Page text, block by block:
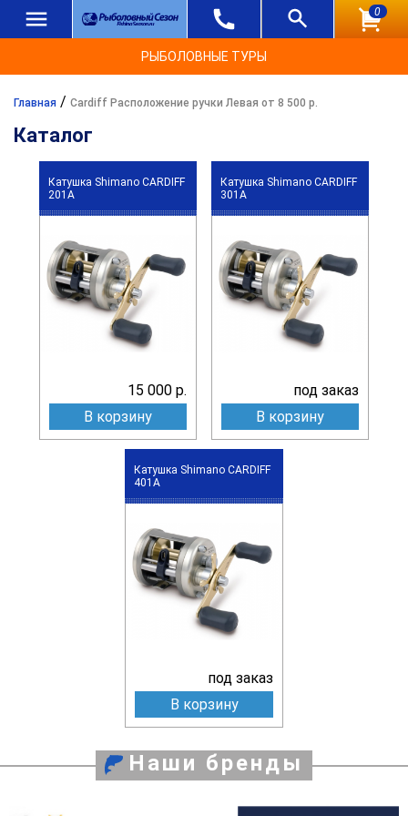
0
РЫБОЛОВНЫЕ ТУРЫ
Главная / Cardiff Расположение ручки Левая от 8 500 р.
Каталог
Катушка Shimano CARDIFF
201A
15 000 р.
В корзину
Катушка Shimano CARDIFF
301A
под заказ
В корзину
Катушка Shimano CARDIFF
401A
под заказ
В корзину
Наши бренды